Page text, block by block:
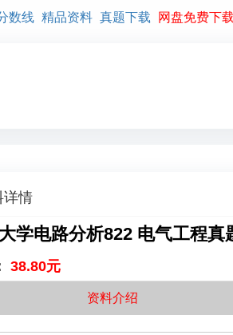
数线 精品资料 真题下载 网盘免费下载
详情
学电路分析822 电气工程
38.80元
资料介绍